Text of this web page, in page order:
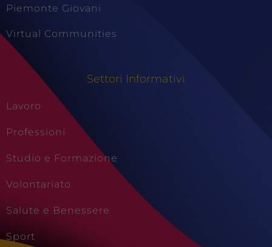
Piemonte Giovani
Virtual Communities
Settori Informativi
Lavoro
Professioni
Studio e Formazione
Volontariato
Salute e Benessere
Sport